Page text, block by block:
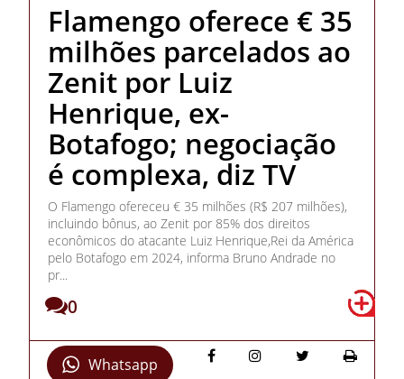
Flamengo oferece € 35
milhões parcelados ao
Zenit por Luiz
Henrique, ex-
Botafogo; negociação
é complexa, diz TV
O Flamengo ofereceu € 35 milhões (R$ 207 milhões),
incluindo bônus, ao Zenit por 85% dos direitos
econômicos do atacante Luiz Henrique,Rei da América
pelo Botafogo em 2024, informa Bruno Andrade no
pr...
0
Whatsapp